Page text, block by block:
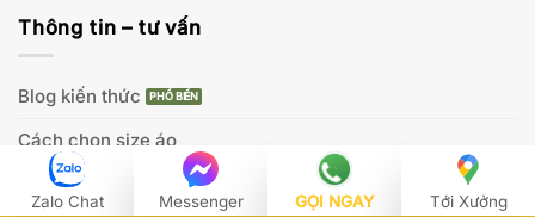
Zalo Chat Messenger GỌI NGAY Tới Xưởng
Thông tin – tư vấn
Blog kiến thức
Cách chọn size áo
Hướng dẫn chọn vải